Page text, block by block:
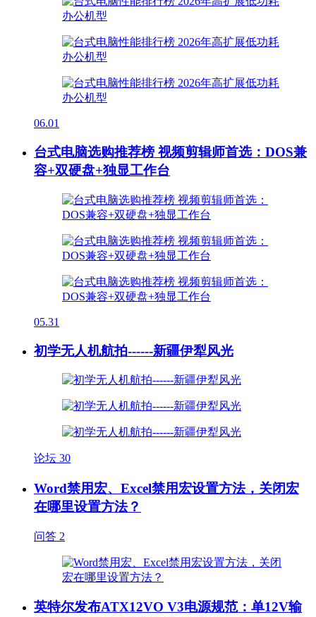
06.01
台式电脑选购推荐榜 视频剪辑师首选：DOS兼
容+双硬盘+独显工作台
05.31
初学无人机航拍------新疆伊犁风光
论坛 30
Word禁用宏、Excel禁用宏设置方法，关闭宏
在哪里设置方法？
问答 2
英特尔发布ATX12VO V3电源规范：单12V输